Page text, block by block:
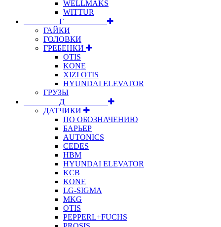
WELLMAKS
WITTUR
⠀⠀⠀⠀⠀⠀Г⠀⠀⠀⠀⠀⠀⠀
ГАЙКИ
ГОЛОВКИ
ГРЕБЕНКИ
OTIS
KONE
XIZI OTIS
HYUNDAI ELEVATOR
ГРУЗЫ
⠀⠀⠀⠀⠀⠀Д⠀⠀⠀⠀⠀⠀⠀
ДАТЧИКИ
ПО ОБОЗНАЧЕНИЮ
БАРЬЕР
AUTONICS
CEDES
HBM
HYUNDAI ELEVATOR
KCB
KONE
LG-SIGMA
MKG
OTIS
PEPPERL+FUCHS